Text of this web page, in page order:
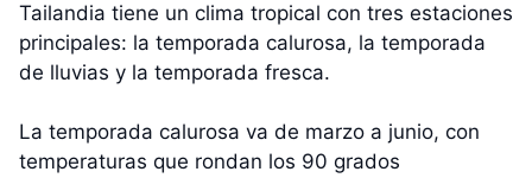
Tailandia tiene un clima tropical con tres estaciones
principales: la temporada calurosa, la temporada
de lluvias y la temporada fresca.
La temporada calurosa va de marzo a junio, con
temperaturas que rondan los 90 grados